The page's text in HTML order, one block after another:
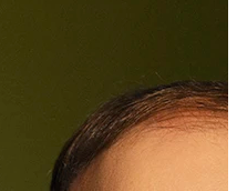
+423 235 8181